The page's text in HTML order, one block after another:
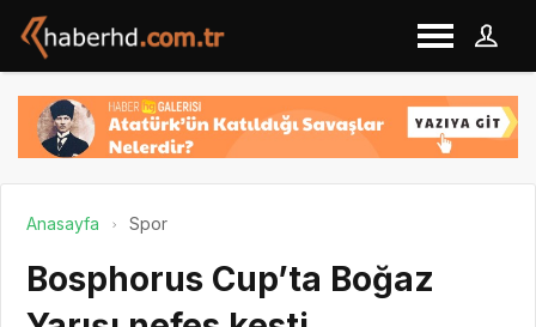
Anasayfa Spor
Bosphorus Cup’ta Boğaz